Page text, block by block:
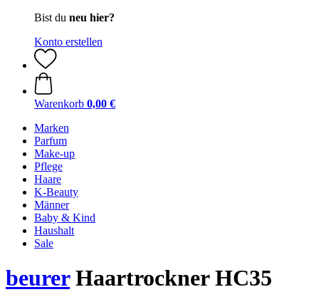
Bist du neu hier?
Konto erstellen
Warenkorb 0,00 €
Marken
Parfum
Make-up
Pflege
Haare
K-Beauty
Männer
Baby & Kind
Haushalt
Sale
beurerHaartrockner HC35